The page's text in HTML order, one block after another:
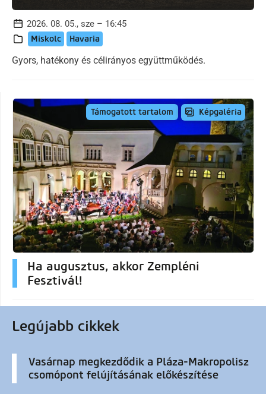
2026. 08. 05., sze – 16:45
Miskolc Havaria
Gyors, hatékony és célirányos együttműködés.
Támogatott tartalom Képgaléria
Ha augusztus, akkor Zempléni
Fesztivál!
Legújabb cikkek
Vasárnap megkezdődik a Pláza-Makropolisz
csomópont felújításának előkészítése